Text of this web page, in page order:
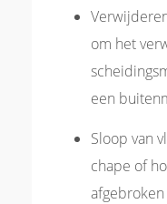
om het
een
Sloop van
chape of